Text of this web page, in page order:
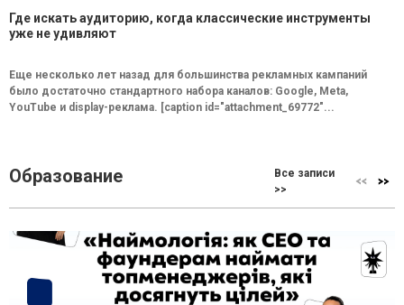
Где искать аудиторию, когда классические инструменты
уже не удивляют
Еще несколько лет назад для большинства рекламных кампаний
было достаточно стандартного набора каналов: Google, Meta,
YouTube и display-реклама. [caption id="attachment_69772"...
Образование
Все записи
>>